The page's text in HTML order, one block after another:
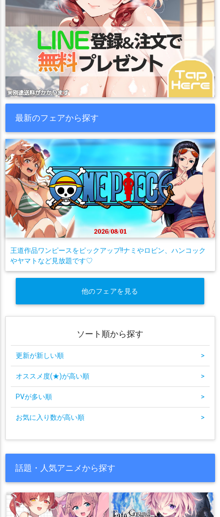
最新のフェアから探す
王道作品ワンピースをピックアップ!!ナミやロビン、ハンコック
やヤマトなど見放題です♡
他のフェアを見る
ソート順から探す
更新が新しい順 >
オススメ度(★)が高い順 >
PVが多い順 >
お気に入り数が高い順 >
話題・人気アニメから探す